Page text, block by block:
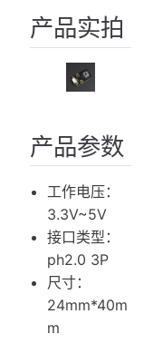
产品实拍
产品参数
工作电压：
3.3V~5V
接口类型：
ph2.0 3P
尺寸：
24mm*40m
m